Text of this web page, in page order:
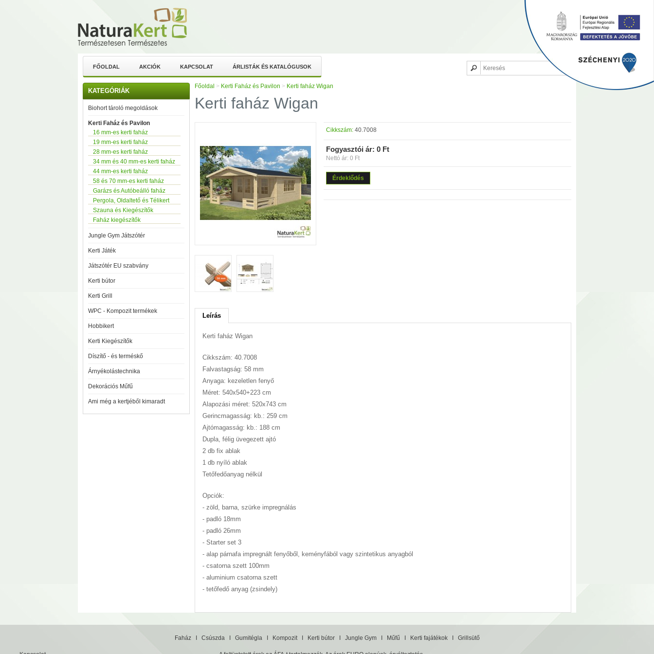
FŐOLDAL AKCIÓK KAPCSOLAT ÁRLISTÁK ÉS KATALÓGUSOK
KATEGÓRIÁK
Biohort tároló megoldások
Kerti Faház és Pavilon
16 mm-es kerti faház
19 mm-es kerti faház
28 mm-es kerti faház
34 mm és 40 mm-es kerti faház
44 mm-es kerti faház
58 és 70 mm-es kerti faház
Garázs és Autóbeálló faház
Pergola, Oldaltető és Télikert
Szauna és Kiegészítők
Faház kiegészítők
Jungle Gym Játszótér
Kerti Játék
Játszótér EU szabvány
Kerti bútor
Kerti Grill
WPC - Kompozit termékek
Hobbikert
Kerti Kiegészítők
Díszítő - és terméskő
Árnyékolástechnika
Dekorációs Műfű
Ami még a kertjéből kimaradt
Főoldal > Kerti Faház és Pavilon > Kerti faház Wigan
Kerti faház Wigan
Cikkszám: 40.7008
Fogyasztói ár: 0 Ft
Nettó ár: 0 Ft
Érdeklődés
Leírás
Kerti faház Wigan
Cikkszám: 40.7008
Falvastagság: 58 mm
Anyaga: kezeletlen fenyő
Méret: 540x540+223 cm
Alapozási méret: 520x743 cm
Gerincmagasság: kb.: 259 cm
Ajtómagasság: kb.: 188 cm
Dupla, félig üvegezett ajtó
2 db fix ablak
1 db nyíló ablak
Tetőfedőanyag nélkül
Opciók:
- zöld, barna, szürke impregnálás
- padló 18mm
- padló 26mm
- Starter set 3
- alap párnafa impregnált fenyőből, keményfából vagy szintetikus anyagból
- csatorna szett 100mm
- aluminium csatorna szett
- tetőfedő anyag (zsindely)
FaházI CsúszdaI GumitéglaI KompozitI Kerti bútorI Jungle GymI Műfű Kerti fajátékokI Grillsütő